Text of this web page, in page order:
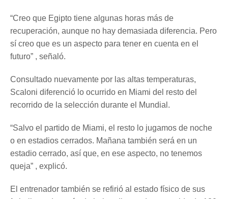
“Creo que Egipto tiene algunas horas más de
recuperación, aunque no hay demasiada diferencia. Pero
sí creo que es un aspecto para tener en cuenta en el
futuro” , señaló.
Consultado nuevamente por las altas temperaturas,
Scaloni diferenció lo ocurrido en Miami del resto del
recorrido de la selección durante el Mundial.
“Salvo el partido de Miami, el resto lo jugamos de noche
o en estadios cerrados. Mañana también será en un
estadio cerrado, así que, en ese aspecto, no tenemos
queja” , explicó.
El entrenador también se refirió al estado físico de sus